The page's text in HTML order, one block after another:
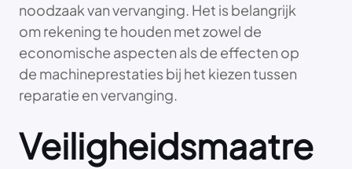
noodzaak van vervanging. Het is belangrijk
om rekening te houden met zowel de
economische aspecten als de effecten op
de machineprestaties bij het kiezen tussen
reparatie en vervanging.
Veiligheidsmaatre